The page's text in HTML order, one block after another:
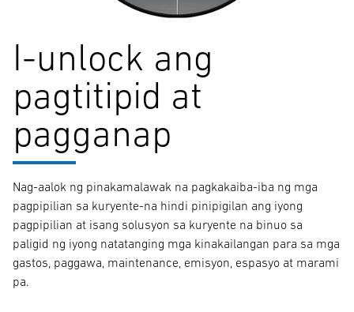
I-unlock ang
pagtitipid at
pagganap
Nag-aalok ng pinakamalawak na pagkakaiba-iba ng mga
pagpipilian sa kuryente-na hindi pinipigilan ang iyong
pagpipilian at isang solusyon sa kuryente na binuo sa
paligid ng iyong natatanging mga kinakailangan para sa mga
gastos, paggawa, maintenance, emisyon, espasyo at marami
pa.